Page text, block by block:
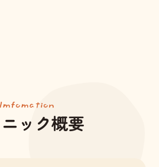
Imfomation
ック概要